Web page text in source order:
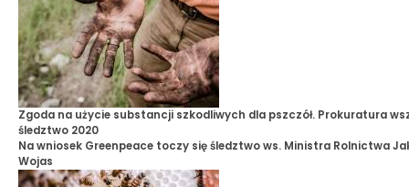
Zgoda na użycie substancji szkodliwych dla pszczół. Prokuratura
śledztwo 2020
Na wniosek Greenpeace toczy się śledztwo ws. Ministra Rolnictwa
Wojas